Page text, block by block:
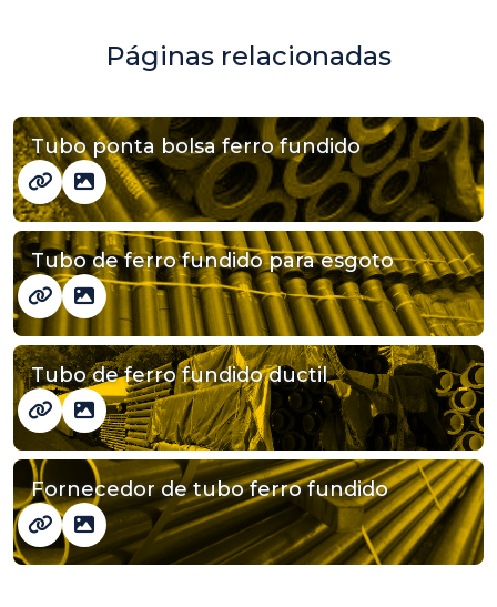
Páginas relacionadas
Tubo ponta bolsa ferro fundido
Tubo de ferro fundido para esgoto
Tubo de ferro fundido ductil
Fornecedor de tubo ferro fundido